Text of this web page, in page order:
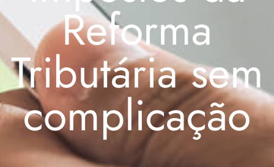
Reforma
Tributária sem
complicação